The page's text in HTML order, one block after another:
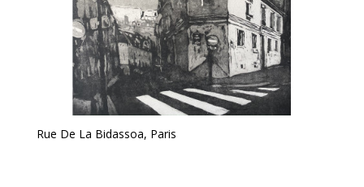
Rue De La Bidassoa, Paris